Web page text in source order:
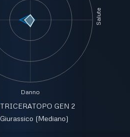
Salute
Danno
TRICERATOPO GEN 2
Giurassico (Mediano)